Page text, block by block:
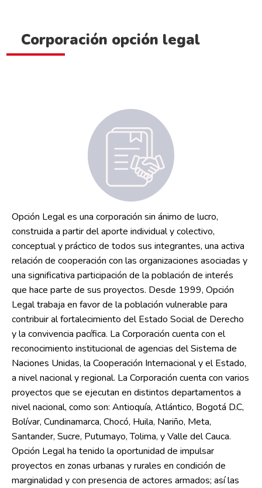
Corporación opción legal
Opción Legal es una corporación sin ánimo de lucro,
construida a partir del aporte individual y colectivo,
conceptual y práctico de todos sus integrantes, una activa
relación de cooperación con las organizaciones asociadas y
una significativa participación de la población de interés
que hace parte de sus proyectos. Desde 1999, Opción
Legal trabaja en favor de la población vulnerable para
contribuir al fortalecimiento del Estado Social de Derecho
y la convivencia pacífica. La Corporación cuenta con el
reconocimiento institucional de agencias del Sistema de
Naciones Unidas, la Cooperación Internacional y el Estado,
a nivel nacional y regional. La Corporación cuenta con varios
proyectos que se ejecutan en distintos departamentos a
nivel nacional, como son: Antioquía, Atlántico, Bogotá D.C,
Bolívar, Cundinamarca, Chocó, Huila, Nariño, Meta,
Santander, Sucre, Putumayo, Tolima, y Valle del Cauca.
Opción Legal ha tenido la oportunidad de impulsar
proyectos en zonas urbanas y rurales en condición de
marginalidad y con presencia de actores armados; así las